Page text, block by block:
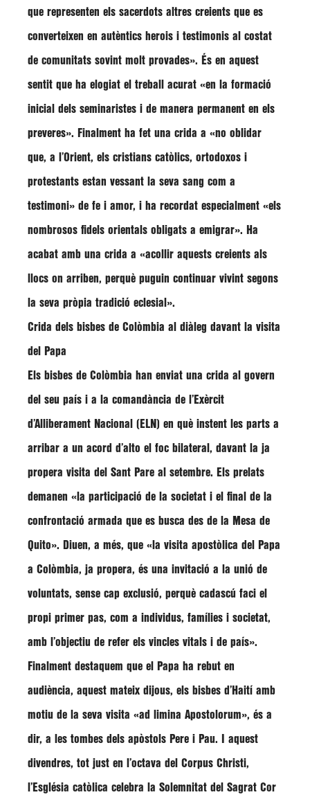
que representen els sacerdots altres creients que es
converteixen en autèntics herois i testimonis al costat
de comunitats sovint molt provades». És en aquest
sentit que ha elogiat el treball acurat «en la formació
inicial dels seminaristes i de manera permanent en els
preveres». Finalment ha fet una crida a «no oblidar
que, a l’Orient, els cristians catòlics, ortodoxos i
protestants estan vessant la seva sang com a
testimoni» de fe i amor, i ha recordat especialment «els
nombrosos fidels orientals obligats a emigrar». Ha
acabat amb una crida a «acollir aquests creients als
llocs on arriben, perquè puguin continuar vivint segons
la seva pròpia tradició eclesial».
Crida dels bisbes de Colòmbia al diàleg davant la visita
del Papa
Els bisbes de Colòmbia han enviat una crida al govern
del seu país i a la comandància de l’Exèrcit
d’Alliberament Nacional (ELN) en què instent les parts a
arribar a un acord d’alto el foc bilateral, davant la ja
propera visita del Sant Pare al setembre. Els prelats
demanen «la participació de la societat i el final de la
confrontació armada que es busca des de la Mesa de
Quito». Diuen, a més, que «la visita apostòlica del Papa
a Colòmbia, ja propera, és una invitació a la unió de
voluntats, sense cap exclusió, perquè cadascú faci el
propi primer pas, com a individus, famílies i societat,
amb l’objectiu de refer els vincles vitals i de país».
Finalment destaquem que el Papa ha rebut en
audiència, aquest mateix dijous, els bisbes d’Haití amb
motiu de la seva visita «ad limina Apostolorum», és a
dir, a les tombes dels apòstols Pere i Pau. I aquest
divendres, tot just en l’octava del Corpus Christi,
l’Església catòlica celebra la Solemnitat del Sagrat Cor